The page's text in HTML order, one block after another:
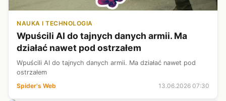
NAUKA I TECHNOLOGIA
Wpuścili AI do tajnych danych armii. Ma
działać nawet pod ostrzałem
Wpuścili AI do tajnych danych armii. Ma działać nawet pod
ostrzałem
Spider's Web
13.06.2026 07:30